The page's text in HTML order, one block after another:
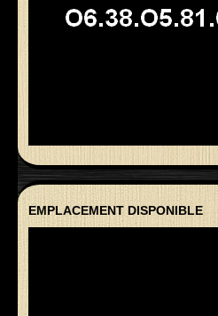
EMPLACEMENT DISPONIBLE